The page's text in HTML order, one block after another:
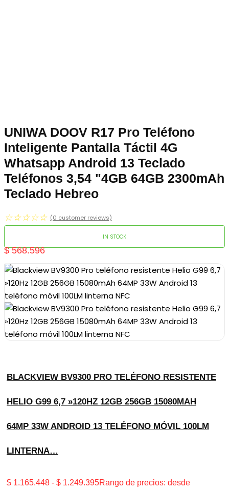
UNIWA DOOV R17 Pro Teléfono
Inteligente Pantalla Táctil 4G
Whatsapp Android 13 Teclado
Teléfonos 3,54 "4GB 64GB 2300mAh
Teclado Hebreo
☆☆☆☆☆ (0 customer reviews)
IN STOCK
$568.596
BLACKVIEW BV9300 PRO TELÉFONO RESISTENTE
HELIO G99 6,7 »120HZ 12GB 256GB 15080MAH
64MP 33W ANDROID 13 TELÉFONO MÓVIL 100LM
LINTERNA…
$ 1.165.448 - $ 1.249.395Rango de precios: desde